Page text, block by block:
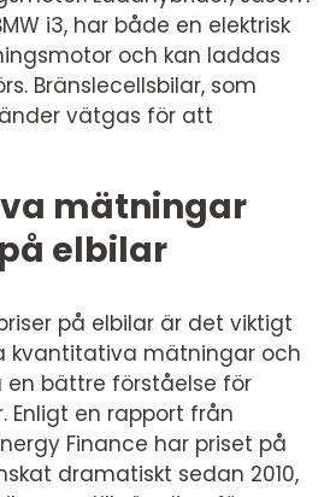
i3, har både en elektrisk
och kan laddas
Bränslecellsbilar, som
vätgas för att
mätningar
elbilar
på elbilar är det viktigt
kvantitativa mätningar och
bättre förståelse för
Enligt en rapport från
Finance har priset på
dramatiskt sedan 2010,